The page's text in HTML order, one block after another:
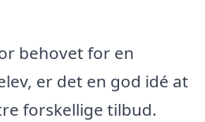
behovet for en
er det en god idé at
forskellige tilbud.